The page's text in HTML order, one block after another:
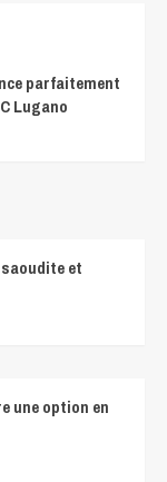
parfaitement
Lugano
et
une option en